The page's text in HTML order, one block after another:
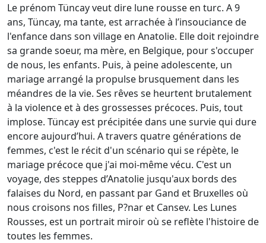
Le prénom Tüncay veut dire lune rousse en turc. A 9
ans, Tüncay, ma tante, est arrachée à l’insouciance de
l'enfance dans son village en Anatolie. Elle doit rejoindre
sa grande soeur, ma mère, en Belgique, pour s'occuper
de nous, les enfants. Puis, à peine adolescente, un
mariage arrangé la propulse brusquement dans les
méandres de la vie. Ses rêves se heurtent brutalement
à la violence et à des grossesses précoces. Puis, tout
implose. Tüncay est précipitée dans une survie qui dure
encore aujourd’hui. A travers quatre générations de
femmes, c'est le récit d'un scénario qui se répète, le
mariage précoce que j'ai moi-même vécu. C'est un
voyage, des steppes d’Anatolie jusqu'aux bords des
falaises du Nord, en passant par Gand et Bruxelles où
nous croisons nos filles, P?nar et Cansev. Les Lunes
Rousses, est un portrait miroir où se reflète l'histoire de
toutes les femmes.